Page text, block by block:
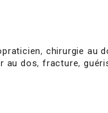
, chirurgie au
au dos,fracture,